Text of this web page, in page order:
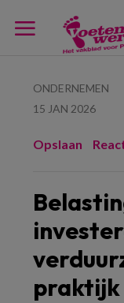
ONDERNEMEN
15 JAN 2026
Opslaan
praktijk